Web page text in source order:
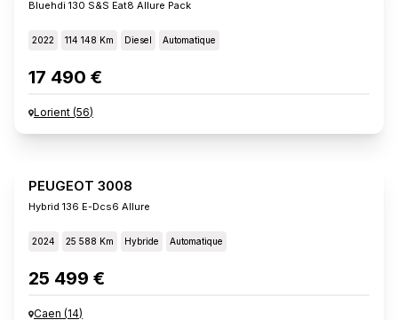
Bluehdi 130 S&s Eat8 Allure Pack
2022 114 148 Km Diesel Automatique
17 490 €
Lorient (56)
PEUGEOT 3008
Hybrid 136 E-Dcs6 Allure
2024 25 588 Km Hybride Automatique
25 499 €
Caen (14)